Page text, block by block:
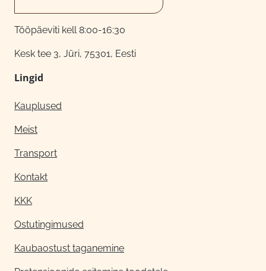
Tööpäeviti kell 8:00-16:30
Kesk tee 3, Jüri, 75301, Eesti
Lingid
Kauplused
Meist
Transport
Kontakt
KKK
Ostutingimused
Kaubaostust taganemine